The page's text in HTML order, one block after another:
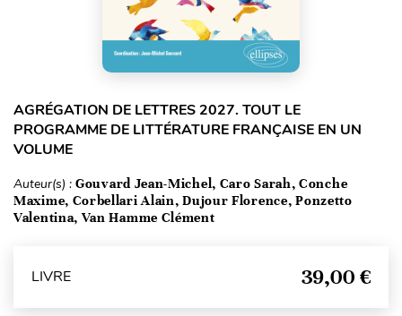
AGRÉGATION DE LETTRES 2027. TOUT LE
PROGRAMME DE LITTÉRATURE FRANÇAISE EN UN
VOLUME
Auteur(s) : Gouvard Jean-Michel, Caro Sarah, Conche
Maxime, Corbellari Alain, Dujour Florence, Ponzetto
Valentina, Van Hamme Clément
LIVRE 39,00 €